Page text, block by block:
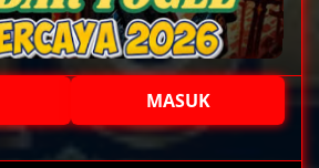
MASUK